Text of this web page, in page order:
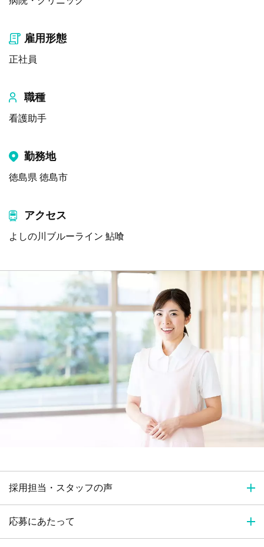
雇用形態
正社員
職種
看護助手
勤務地
徳島県 徳島市
アクセス
よしの川ブルーライン 鮎喰
採用担当・スタッフの声
応募にあたって